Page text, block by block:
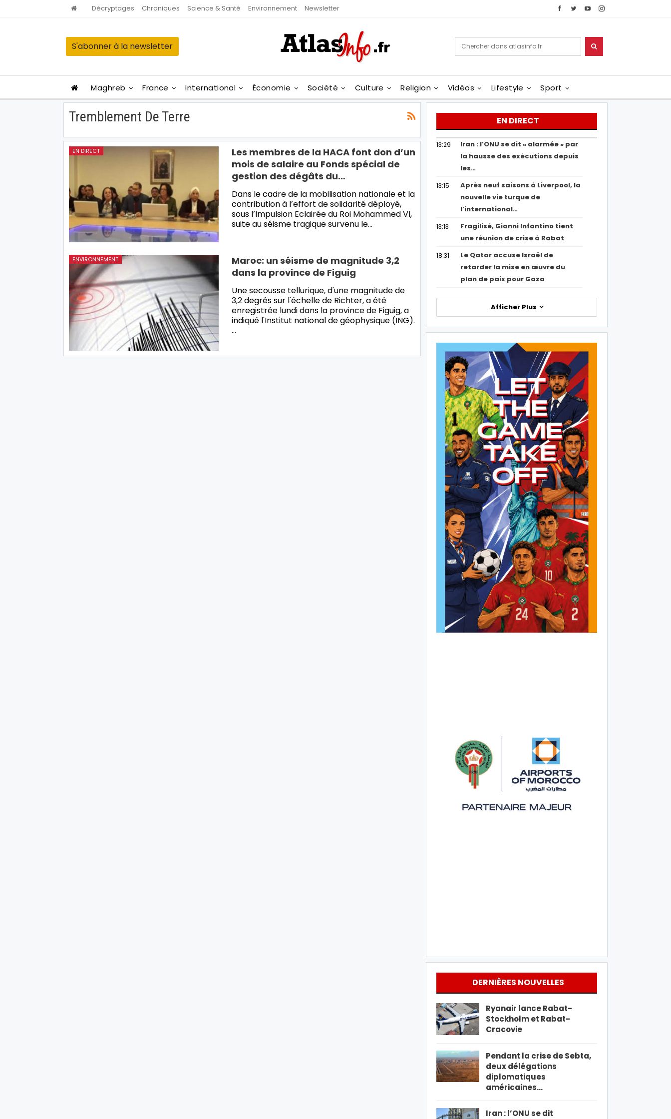
Décryptages Chroniques Science & Santé Environnement Newsletter
S'abonner à la newsletter
Maghreb France International Économie Société Culture Religion Vidéos Lifestyle Sport
Tremblement De Terre
EN DIRECT
Les membres de la HACA font don d’un
mois de salaire au Fonds spécial de
gestion des dégâts du…
Dans le cadre de la mobilisation nationale et la
contribution à l’effort de solidarité déployé,
sous l’Impulsion Eclairée du Roi Mohammed VI,
suite au séisme tragique survenu le…
ENVIRONNEMENT
Maroc: un séisme de magnitude 3,2
dans la province de Figuig
Une secousse tellurique, d'une magnitude de
3,2 degrés sur l'échelle de Richter, a été
enregistrée lundi dans la province de Figuig, a
indiqué l'Institut national de géophysique (ING).
…
EN DIRECT
13:29
Iran : l’ONU se dit « alarmée » par
la hausse des exécutions depuis
les…
13:15
Après neuf saisons à Liverpool, la
nouvelle vie turque de
l’international…
13:13
Fragilisé, Gianni Infantino tient
une réunion de crise à Rabat
18:31
Le Qatar accuse Israël de
retarder la mise en œuvre du
plan de paix pour Gaza
Afficher Plus
DERNIÈRES NOUVELLES
Ryanair lance Rabat-
Stockholm et Rabat-
Cracovie
Pendant la crise de Sebta,
deux délégations
diplomatiques
américaines…
Iran : l’ONU se dit